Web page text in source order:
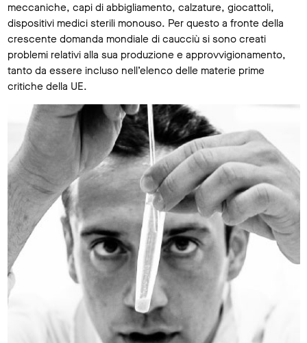
meccaniche, capi di abbigliamento, calzature, giocattoli,
dispositivi medici sterili monouso. Per questo a fronte della
crescente domanda mondiale di caucciù si sono creati
problemi relativi alla sua produzione e approvvigionamento,
tanto da essere incluso nell’elenco delle materie prime
critiche della UE.